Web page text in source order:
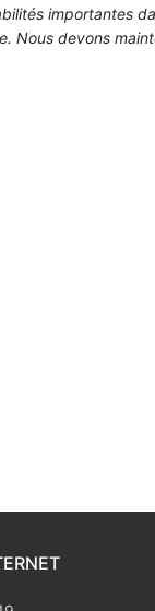
importantes
Nous devons